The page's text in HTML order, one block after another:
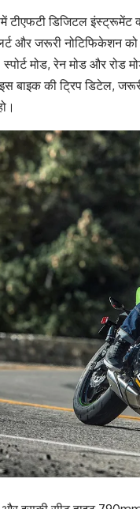
टीएफटी डिजिटल
और जरूरी नोटिफिकेशन
स्पोर्ट मोड, रेन मोड और
बाइक की ट्रिप डिटेल,